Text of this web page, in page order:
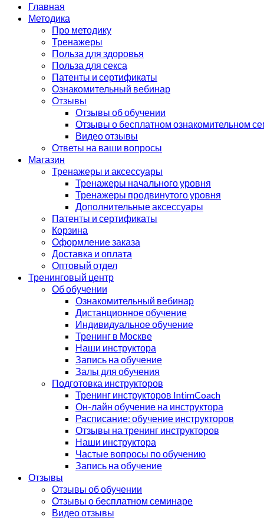
Главная
Методика
Про методику
Тренажеры
Польза для здоровья
Польза для секса
Патенты и сертификаты
Ознакомительный вебинар
Отзывы
Отзывы об обучении
Отзывы о бесплатном ознакомительном
Видео отзывы
Ответы на ваши вопросы
Магазин
Тренажеры и аксессуары
Тренажеры начального уровня
Тренажеры продвинутого уровня
Дополнительные аксессуары
Патенты и сертификаты
Корзина
Оформление заказа
Доставка и оплата
Оптовый отдел
Тренинговый центр
Об обучении
Ознакомительный вебинар
Дистанционное обучение
Индивидуальное обучение
Тренинг в Москве
Наши инструктора
Запись на обучение
Залы для обучения
Подготовка инструкторов
Тренинг инструкторов IntimCoach
Он-лайн обучение на инструктора
Расписание: обучение инструкторов
Отзывы на тренинг инструкторов
Наши инструктора
Частые вопросы по обучению
Запись на обучение
Отзывы
Отзывы об обучении
Отзывы о бесплатном семинаре
Видео отзывы